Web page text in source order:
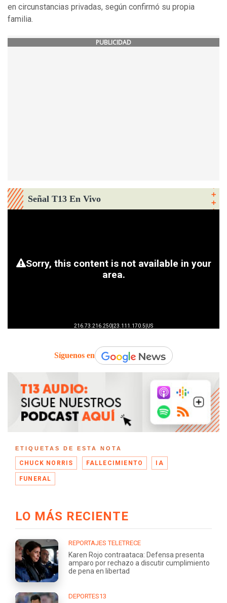
en circunstancias privadas, según confirmó su propia
familia.
PUBLICIDAD
Señal T13 En Vivo
Síguenos en
ETIQUETAS DE ESTA NOTA
CHUCK NORRIS FALLECIMIENTO IA
FUNERAL
LO MÁS RECIENTE
REPORTAJES TELETRECE
Karen Rojo contraataca: Defensa presenta
amparo por rechazo a discutir cumplimiento
de pena en libertad
DEPORTES13